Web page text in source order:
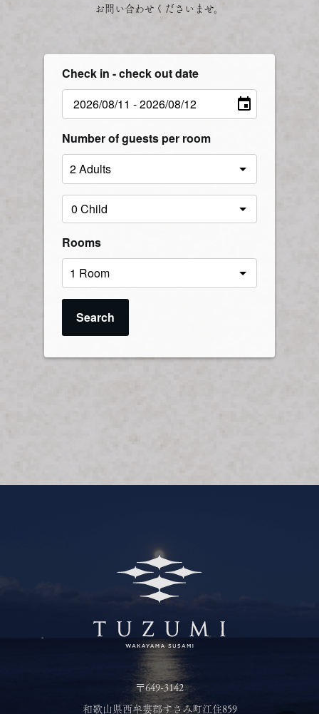
お問い合わせくださいませ。
Check in - check out date
Number of guests per room
Rooms
Search
〒649-3142
和歌山県西牟婁郡すさみ町江住859